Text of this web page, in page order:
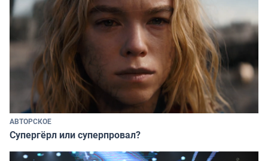
АВТОРСКОЕ
Супергёрл или суперпровал?